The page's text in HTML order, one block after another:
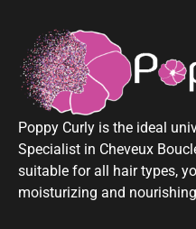
Poppy Curly is the ideal
Specialist in Cheveux
suitable for all hair types,
moisturizing and